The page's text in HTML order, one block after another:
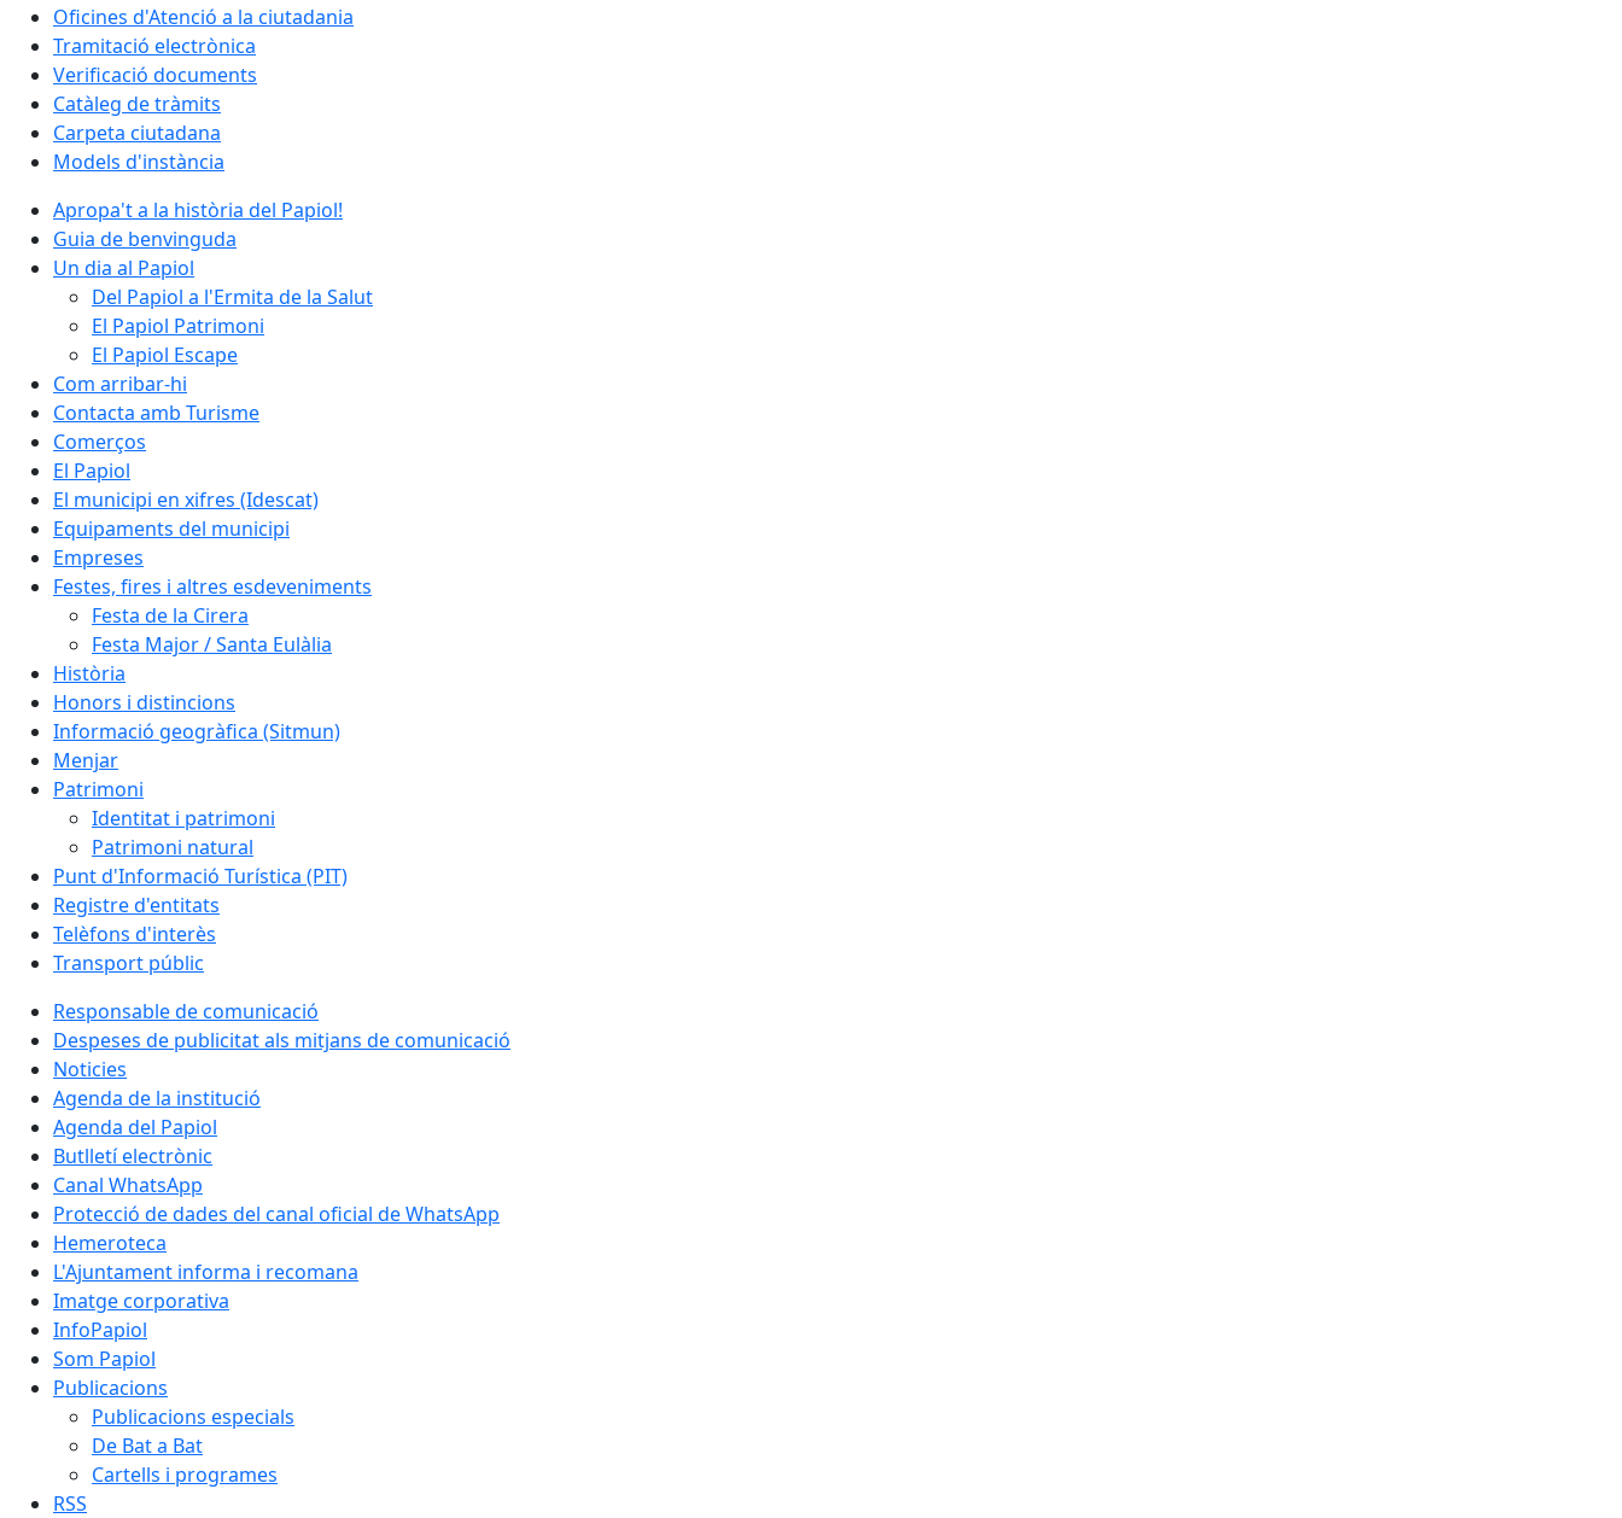
Oficines d'Atenció a la ciutadania
Tramitació electrònica
Verificació documents
Catàleg de tràmits
Carpeta ciutadana
Models d'instància
Apropa't a la història del Papiol!
Guia de benvinguda
Un dia al Papiol
Del Papiol a l'Ermita de la Salut
El Papiol Patrimoni
El Papiol Escape
Com arribar-hi
Contacta amb Turisme
Comerços
El Papiol
El municipi en xifres (Idescat)
Equipaments del municipi
Empreses
Festes, fires i altres esdeveniments
Festa de la Cirera
Festa Major / Santa Eulàlia
Història
Honors i distincions
Informació geogràfica (Sitmun)
Menjar
Patrimoni
Identitat i patrimoni
Patrimoni natural
Punt d'Informació Turística (PIT)
Registre d'entitats
Telèfons d'interès
Transport públic
Responsable de comunicació
Despeses de publicitat als mitjans de comunicació
Noticies
Agenda de la institució
Agenda del Papiol
Butlletí electrònic
Canal WhatsApp
Protecció de dades del canal oficial de WhatsApp
Hemeroteca
L'Ajuntament informa i recomana
Imatge corporativa
InfoPapiol
Som Papiol
Publicacions
Publicacions especials
De Bat a Bat
Cartells i programes
RSS